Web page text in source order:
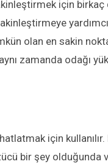
için
olan en sakin
zamanda odağı
için
bir şey olduğunda